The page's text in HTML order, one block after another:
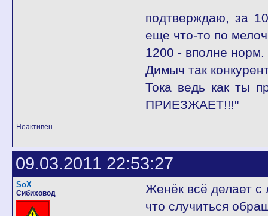
подтверждаю, за
еще что-то по
1200 - вполне
Димыч так
Тока ведь как ты
ПРИЕЗЖАЕТ!!!"
Неактивен
09.03.2011 22:53:27
SoX
Сибиховод
Женёк всё делает
что случиться